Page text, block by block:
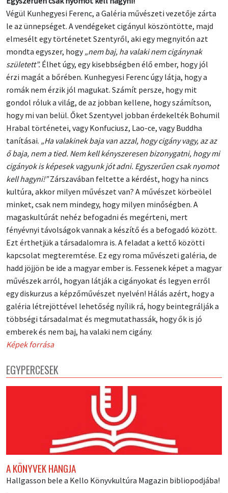
Végül Kunhegyesi Ferenc, a Galéria művészeti vezetője zárta
le az ünnepséget. A vendégeket cigányul köszöntötte, majd
elmesélt egy történetet Szentyről, aki egy megnyitón azt
mondta egyszer, hogy„nem baj, ha valaki nem cigánynak
született”. Élhet úgy, egy kisebbségben élő ember, hogy jól
érzi magát a bőrében. Kunhegyesi Ferenc úgy látja, hogy a
romák nem érzik jól magukat. Számít persze, hogy mit
gondol róluk a világ, de az jobban kellene, hogy számítson,
hogy mi van belül. Őket Szentyvel jobban érdekelték Bohumil
Hrabal történetei, vagy Konfuciusz, Lao-ce, vagy Buddha
tanításai. „Ha valakinek baja van azzal, hogy cigány vagy, az az
ő baja, nem a tied. Nem kell kényszeresen bizonygatni, hogy mi
cigányok is képesek vagyunk jót adni. Egyszerűen csak nyomot
kell hagyni!”Zárszavában feltette a kérdést, hogy ha nincs
kultúra, akkor milyen művészet van? A művészet körbeölel
minket, csak nem mindegy, hogy milyen minőségben. A
magaskultúrát nehéz befogadni és megérteni, mert
fényévnyi távolságok vannak a készítő és a befogadó között.
Ezt érthetjük a társadalomra is. A feladat a kettő közötti
kapcsolat megteremtése. Ez egy roma művészeti galéria, de
hadd jöjjön be ide a magyar ember is. Fessenek képet a magyar
művészek arról, hogyan látják a cigányokat és legyen erről
egy diskurzus a képzőművészet nyelvén! Hálás azért, hogy a
galéria létrejöttével lehetőség nyílik rá, hogy beintegrálják a
többségi társadalmat és megmutathassák, hogy ők is jó
emberek és nem baj, ha valaki nem cigány.
Képek forrása
EGYPERCESEK
A KÖNYVEK HANGJA
Hallgasson bele a Kello Könyvkultúra Magazin bibliopodjába!